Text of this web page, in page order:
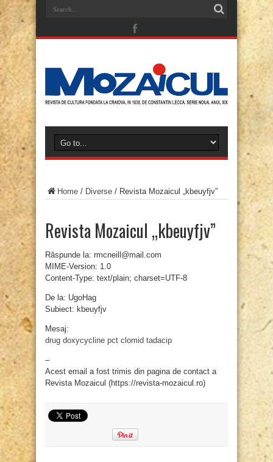
Home / Diverse / Revista Mozaicul „kbeuyfjv”
Revista Mozaicul „kbeuyfjv”
Răspunde la: rmcneill@mail.com
MIME-Version: 1.0
Content-Type: text/plain; charset=UTF-8
De la: UgoHag
Subiect: kbeuyfjv
Mesaj:
drug doxycycline pct clomid tadacip
–
Acest email a fost trimis din pagina de contact a
Revista Mozaicul (https://revista-mozaicul.ro)